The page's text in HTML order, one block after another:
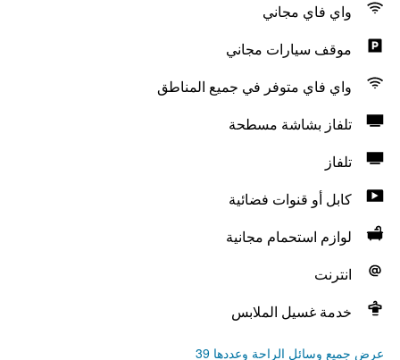
واي فاي مجاني
موقف سيارات مجاني
واي فاي متوفر في جميع المناطق
تلفاز بشاشة مسطحة
تلفاز
كابل أو قنوات فضائية
لوازم استحمام مجانية
انترنت
خدمة غسيل الملابس
عرض جميع وسائل الراحة وعددها 39